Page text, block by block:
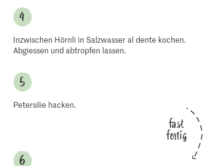
Inzwischen Hörnli in Salzwasser al dente kochen.
Abgiessen und abtropfen lassen.
Petersilie hacken.
fast
fertig